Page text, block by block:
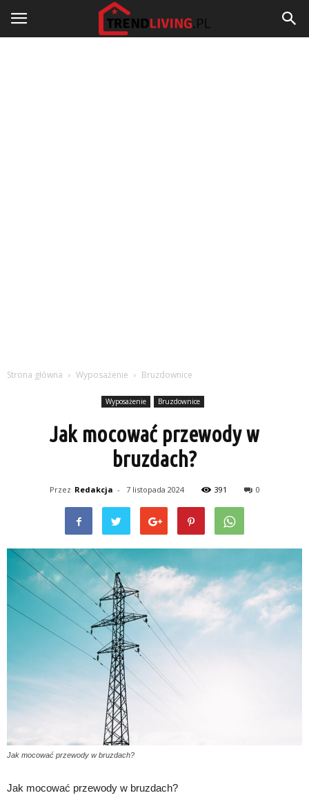
Strona główna Wyposażenie Bruzdownice
Wyposażenie Bruzdownice
Jak mocować przewody w
bruzdach?
Przez Redakcja - 7 listopada 2024 391 0
Jak mocować przewody w bruzdach?
Jak mocować przewody w bruzdach?